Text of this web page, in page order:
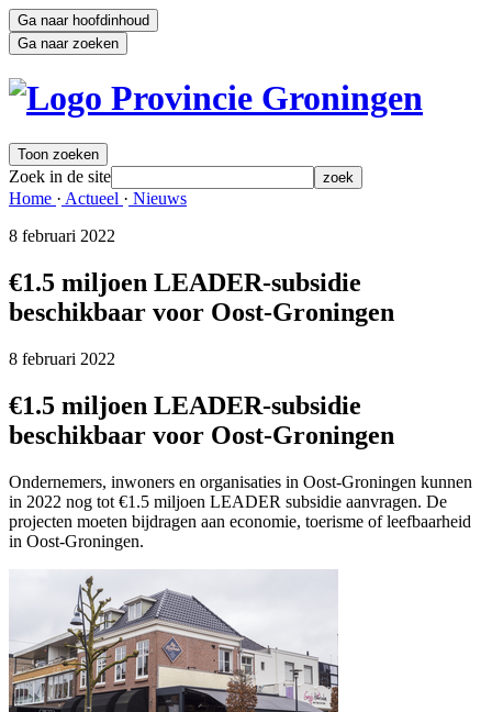
Ga naar hoofdinhoud
Ga naar zoeken
Toon zoeken
Zoek in de site zoek
Home · Actueel · Nieuws
8 februari 2022
€1.5 miljoen LEADER-subsidie
beschikbaar voor Oost-Groningen
8 februari 2022
€1.5 miljoen LEADER-subsidie
beschikbaar voor Oost-Groningen
Ondernemers, inwoners en organisaties in Oost-Groningen kunnen
in 2022 nog tot €1.5 miljoen LEADER subsidie aanvragen. De
projecten moeten bijdragen aan economie, toerisme of leefbaarheid
in Oost-Groningen.